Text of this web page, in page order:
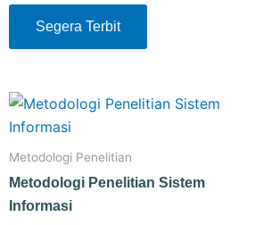
Segera Terbit
Metodologi Penelitian
Metodologi Penelitian Sistem
Informasi